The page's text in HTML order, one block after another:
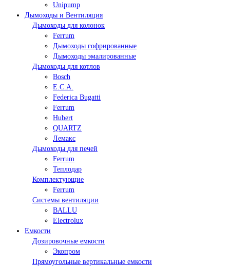
Unipump
Дымоходы и Вентиляция
Дымоходы для колонок
Ferrum
Дымоходы гофрированные
Дымоходы эмалированные
Дымоходы для котлов
Bosch
E.C.A.
Federica Bugatti
Ferrum
Hubert
QUARTZ
Лемакс
Дымоходы для печей
Ferrum
Теплодар
Комплектующие
Ferrum
Системы вентиляции
BALLU
Electrolux
Емкости
Дозировочные емкости
Экопром
Прямоугольные вертикальные емкости